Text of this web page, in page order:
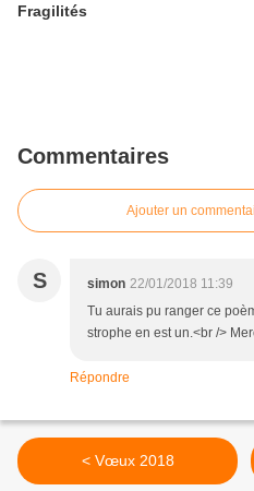
Fragilités
Commentaires
Ajouter un
S simon 22/01/2018 11:39
Tu aurais pu ranger ce
strophe en est un.<br />
Répondre
< Vœux 2018